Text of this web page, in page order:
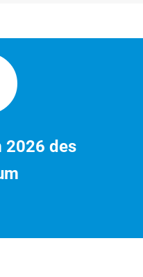
2026 des